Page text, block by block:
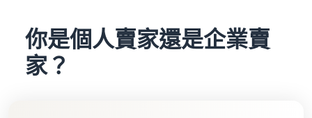
你是個人賣家還是企業賣
家？